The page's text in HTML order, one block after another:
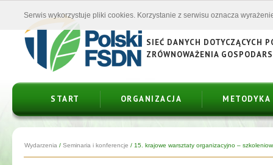
SIEĆ DANYCH DOTYCZĄCYCH
ZRÓWNOWAŻENIA
START ORGANIZACJA METODYKA
Wydarzenia / Seminaria i konferencje / 15. krajowe warsztaty organizacyjno –
Serwis wykorzystuje pliki cookies. Korzystanie z serwisu oznacza